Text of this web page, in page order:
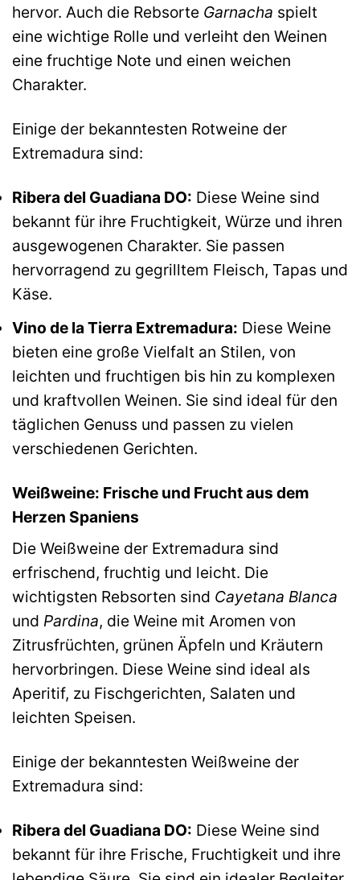
hervor. Auch die Rebsorte Garnacha spielt
eine wichtige Rolle und verleiht den Weinen
eine fruchtige Note und einen weichen
Charakter.
Einige der bekanntesten Rotweine der
Extremadura sind:
Ribera del Guadiana DO: Diese Weine sind
bekannt für ihre Fruchtigkeit, Würze und ihren
ausgewogenen Charakter. Sie passen
hervorragend zu gegrilltem Fleisch, Tapas und
Käse.
Vino de la Tierra Extremadura: Diese Weine
bieten eine große Vielfalt an Stilen, von
leichten und fruchtigen bis hin zu komplexen
und kraftvollen Weinen. Sie sind ideal für den
täglichen Genuss und passen zu vielen
verschiedenen Gerichten.
Weißweine: Frische und Frucht aus dem
Herzen Spaniens
Die Weißweine der Extremadura sind
erfrischend, fruchtig und leicht. Die
wichtigsten Rebsorten sind Cayetana Blanca
und Pardina, die Weine mit Aromen von
Zitrusfrüchten, grünen Äpfeln und Kräutern
hervorbringen. Diese Weine sind ideal als
Aperitif, zu Fischgerichten, Salaten und
leichten Speisen.
Einige der bekanntesten Weißweine der
Extremadura sind:
Ribera del Guadiana DO: Diese Weine sind
bekannt für ihre Frische, Fruchtigkeit und ihre